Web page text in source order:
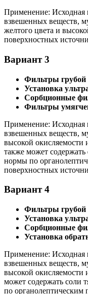
Применение: Исходная
взвешенных веществ,
желтого цвета и
поверхностных
Вариант 3
Фильтры грубой
Установка
Сорбционные
Фильтры
Применение: Исходная
взвешенных веществ,
высокой окисляемости
также может
нормы по
поверхностных
Вариант 4
Фильтры грубой
Установка
Сорбционные
Установка
Применение: Исходная
взвешенных веществ,
высокой окисляемости
может содержать соли
по органолептическим